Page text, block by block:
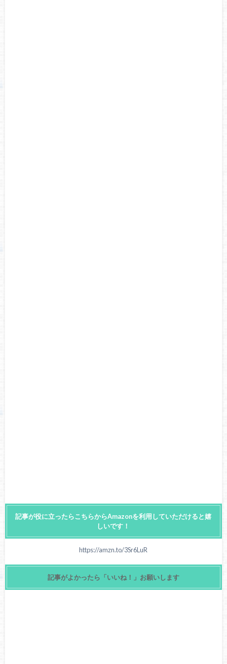
記事が役に立ったらこちらからAmazonを利用していただけると嬉
しいです！
https://amzn.to/3Sr6LuR
記事がよかったら「いいね！」お願いします